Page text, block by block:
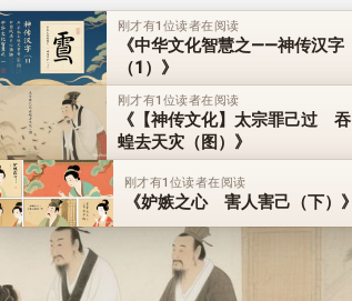
刚才有1位读者在阅读
《中华文化智慧之——神传汉字
（1）》
刚才有1位读者在阅读
《【神传文化】太宗罪己过 吞
蝗去天灾（图）》
刚才有1位读者在阅读
《妒嫉之心 害人害己（下）》